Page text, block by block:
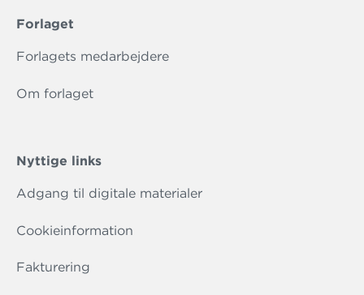
Forlaget
Forlagets medarbejdere
Om forlaget
Nyttige links
Adgang til digitale materialer
Cookieinformation
Fakturering